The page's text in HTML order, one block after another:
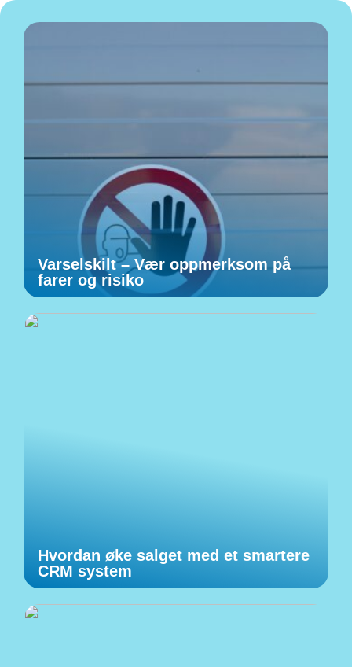
Varselskilt – Vær oppmerksom på
farer og risiko
Hvordan øke salget med et smartere
CRM system